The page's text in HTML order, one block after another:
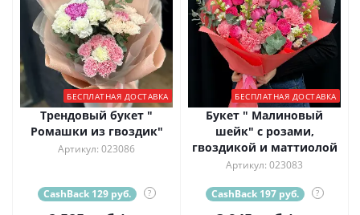
БЕСПЛАТНАЯ ДОСТАВКА
Трендовый букет "
Ромашки из гвоздик"
Артикул: 023086
CashBack 129 руб. ?
БЕСПЛАТНАЯ ДОСТАВКА
Букет " Малиновый
шейк" с розами,
гвоздикой и маттиолой
Артикул: 023083
CashBack 197 руб. ?